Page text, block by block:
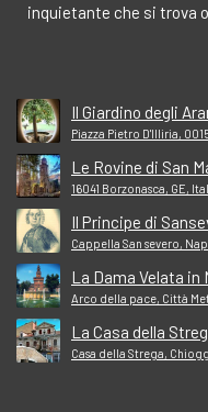
inquietante che si trova
Il Giardino degli
Piazza Pietro D'Illiria,
Le Rovine di San
16041 Borzonasca, GE,
Il Principe di
Cappella San severo,
La Dama Velata in
Arco della pace, Città
La Casa della
Casa della Strega,